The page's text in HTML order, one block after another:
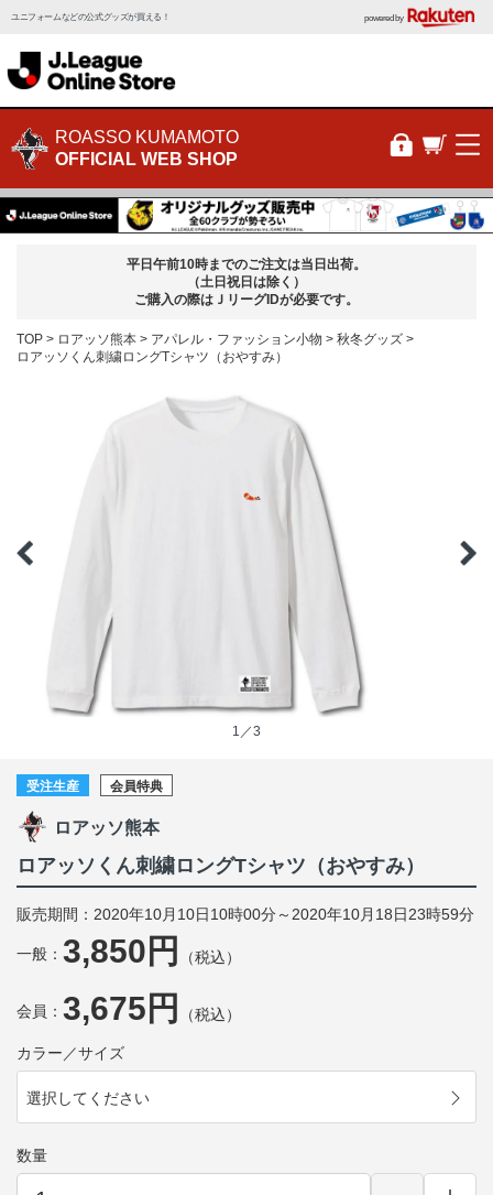
ユニフォームなどの公式グッズが買える！ powered by
ROASSO KUMAMOTO
OFFICIAL WEB SHOP
平日午前10時までのご注文は当日出荷。
（土日祝日は除く）
ご購入の際はＪリーグIDが必要です。
TOP ロアッソ熊本 アパレル・ファッション小物
秋冬グッズ
ロアッソくん刺繍ロングTシャツ（おやすみ）
1／3
受注生産 会員特典
ロアッソ熊本
ロアッソくん刺繍ロングTシャツ（おやすみ）
販売期間：2020年10月10日10時00分～2020年10月18日23時59分
一般： 3,850円 （税込）
会員： 3,675円 （税込）
カラー／サイズ
選択してください
数量